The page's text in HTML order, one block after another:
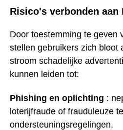
Risico's verbonden aan
Door toestemming te geven
stellen gebruikers zich bloot
stroom schadelijke
kunnen leiden tot:
Phishing en oplichting :
loterijfraude of frauduleuze
ondersteuningsregelingen.